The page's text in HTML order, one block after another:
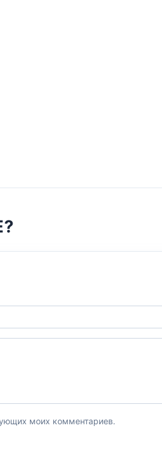
моих комментариев.